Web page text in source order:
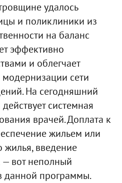
удалось
и поликлиники из
на баланс
эффективно
и облегчает
сети
На сегодняшний
системная
врачей. Доплата к
жильем или
жилья, введение
— вот неполный
данной программы.